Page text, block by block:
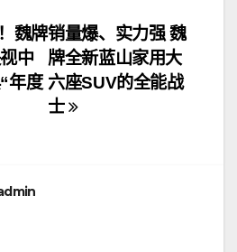
销量爆、实力强 魏
牌全新蓝山家用大
六座SUV的全能战
士
魏牌
中
年度